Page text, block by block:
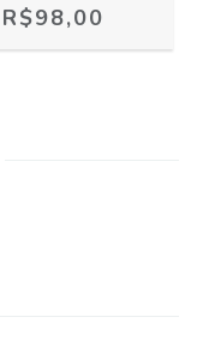
R$98,00